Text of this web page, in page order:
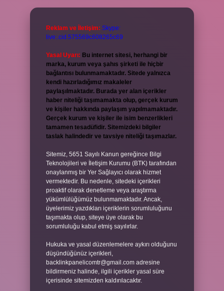
Reklam ve İletişim: Skype:
live:.cid.575569c608265c69
Yasal Uyarı: Bu internet sitesi, herhangi bir
marka, kurum veya şahıs şirketi ile hiçbir
bağlantısı bulunmamaktadır. Sitede yalnızca
kendi hazırladığımız makaleler
paylaşılmaktadır. Burada yer alan içerikler
haber niteliği taşımamakta olup, gerçek kurum
ve kişiler hakkında paylaşım yapılmamaktadır.
Gerçek kurum ve kişiler ile isim benzerlikleri
tamamen tesadüfidir. Sitemizdeki bilgiler
taslak halindedir ve tavsiye niteliği taşımazlar.
Sitemiz, 5651 Sayılı Kanun gereğince Bilgi
Teknolojileri ve İletişim Kurumu (BTK) tarafından
onaylanmış bir Yer Sağlayıcı olarak hizmet
vermektedir. Bu nedenle, sitedeki içerikleri
proaktif olarak denetleme veya araştırma
yükümlülüğümüz bulunmamaktadır. Ancak,
üyelerimiz yazdıkları içeriklerin sorumluluğunu
taşımakta olup, siteye üye olarak bu
sorumluluğu kabul etmiş sayılırlar.
Hukuka ve yasal düzenlemelere aykırı olduğunu
düşündüğünüz içerikleri,
backlinkpanelicomtr@gmail.com adresine
bildirmeniz halinde, ilgili içerikler yasal süre
içerisinde sitemizden kaldırılacaktır.